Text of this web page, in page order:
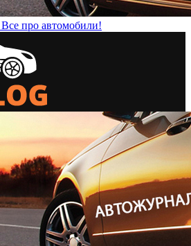
про автомобили!